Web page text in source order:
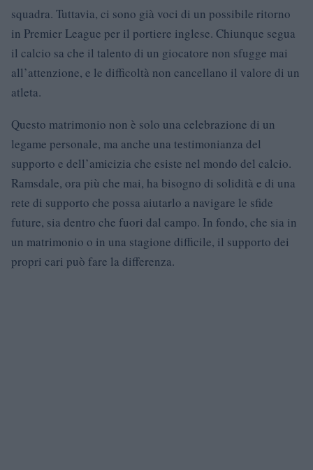
squadra. Tuttavia, ci sono già voci di un possibile ritorno
in Premier League per il portiere inglese. Chiunque segua
il calcio sa che il talento di un giocatore non sfugge mai
all’attenzione, e le difficoltà non cancellano il valore di un
atleta.
Questo matrimonio non è solo una celebrazione di un
legame personale, ma anche una testimonianza del
supporto e dell’amicizia che esiste nel mondo del calcio.
Ramsdale, ora più che mai, ha bisogno di solidità e di una
rete di supporto che possa aiutarlo a navigare le sfide
future, sia dentro che fuori dal campo. In fondo, che sia in
un matrimonio o in una stagione difficile, il supporto dei
propri cari può fare la differenza.